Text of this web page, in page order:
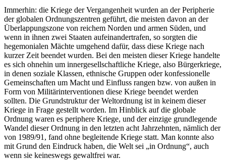
Immerhin: die Kriege der Vergangenheit wurden an der Peripherie
der globalen Ordnungszentren geführt, die meisten davon an der
Überlappungszone von reichem Norden und armen Süden, und
wenn in ihnen zwei Staaten aufeinandertrafen, so sorgten die
hegemonialen Mächte umgehend dafür, dass diese Kriege nach
kurzer Zeit beendet wurden. Bei den meisten dieser Kriege handelte
es sich ohnehin um innergesellschaftliche Kriege, also Bürgerkriege,
in denen soziale Klassen, ethnische Gruppen oder konfessionelle
Gemeinschaften um Macht und Einfluss rangen bzw. von außen in
Form von Militärinterventionen diese Kriege beendet werden
sollten. Die Grundstruktur der Weltordnung ist in keinem dieser
Kriege in Frage gestellt worden. Im Hinblick auf die globale
Ordnung waren es periphere Kriege, und der einzige grundlegende
Wandel dieser Ordnung in den letzten acht Jahrzehnten, nämlich der
von 1989/91, fand ohne begleitende Kriege statt. Man konnte also
mit Grund den Eindruck haben, die Welt sei „in Ordnung“, auch
wenn sie keineswegs gewaltfrei war.